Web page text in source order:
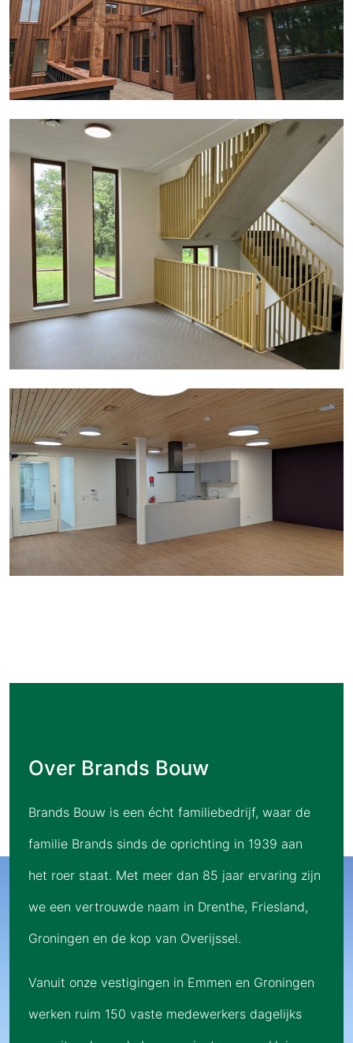
Over Brands Bouw
Brands Bouw is een écht familiebedrijf, waar de
familie Brands sinds de oprichting in 1939 aan
het roer staat. Met meer dan 85 jaar ervaring zijn
we een vertrouwde naam in Drenthe, Friesland,
Groningen en de kop van Overijssel.
Vanuit onze vestigingen in Emmen en Groningen
werken ruim 150 vaste medewerkers dagelijks